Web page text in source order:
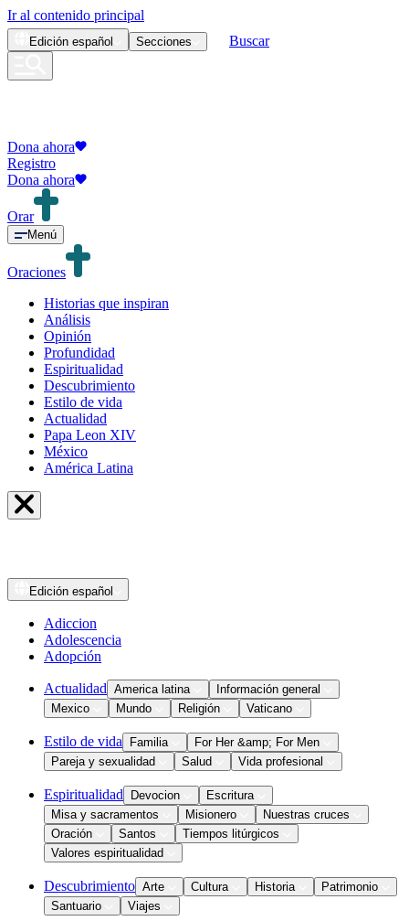
Ir al contenido principal
Edición español Secciones Buscar
Dona ahora
Registro
Dona ahora
Orar
Menú
Oraciones
Historias que inspiran
Análisis
Opinión
Profundidad
Espiritualidad
Descubrimiento
Estilo de vida
Actualidad
Papa Leon XIV
México
América Latina
Edición español
Adiccion
Adolescencia
Adopción
Actualidad America latina
Información general
Mexico
Mundo Religión Vaticano
Estilo de vida Familia
For Her &amp; For Men
Pareja y sexualidad
Salud Vida profesional
Espiritualidad Devocion
Escritura
Misa y sacramentos
Misionero
Nuestras cruces
Oración
Santos
Tiempos litúrgicos
Valores espiritualidad
Descubrimiento Arte Cultura Historia
Patrimonio
Santuario
Viajes